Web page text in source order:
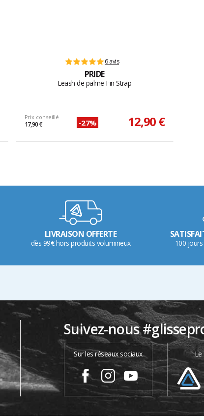
6 avis
PRIDE
Leash de palme Fin Strap
Prix conseillé
17,90 € -27% 12,90 €
LIVRAISON OFFERTE
dès 99€ hors produits volumineux 100
Suivez-nous
Sur les réseaux sociaux Le